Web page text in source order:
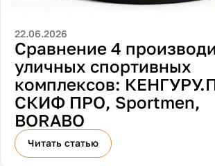
22.06.2026
Сравнение 4
уличных спортивных
комплексов:
СКИФ ПРО, Sportmen,
BORABO
Читать статью